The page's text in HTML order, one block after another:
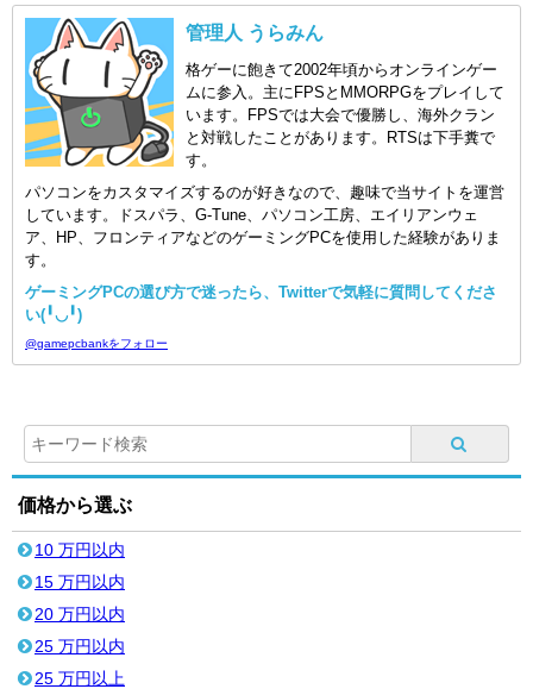
管理人 うらみん
格ゲーに飽きて2002年頃からオンラインゲー
ムに参入。主にFPSとMMORPGをプレイして
います。FPSでは大会で優勝し、海外クラン
と対戦したことがあります。RTSは下手糞で
す。
パソコンをカスタマイズするのが好きなので、趣味で当サイトを運営
しています。ドスパラ、G-Tune、パソコン工房、エイリアンウェ
ア、HP、フロンティアなどのゲーミングPCを使用した経験がありま
す。
ゲーミングPCの選び方で迷ったら、Twitterで気軽に質問してくださ
い(╹◡╹)
@gamepcbankをフォロー
価格から選ぶ
10 万円以内
15 万円以内
20 万円以内
25 万円以内
25 万円以上